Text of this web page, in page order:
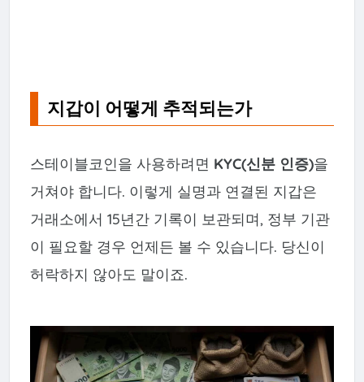
지갑이 어떻게 추적되는가
스테이블코인을 사용하려면 KYC(신분 인증)을
거쳐야 합니다. 이렇게 실명과 연결된 지갑은
거래소에서 15년간 기록이 보관되며, 정부 기관
이 필요할 경우 언제든 볼 수 있습니다. 당신이
허락하지 않아도 말이죠.